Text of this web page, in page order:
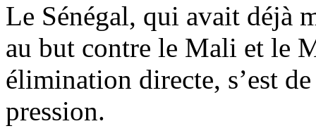
Le Sénégal, qui avait déjà
au but contre le Mali et le
élimination directe, s’est
pression.